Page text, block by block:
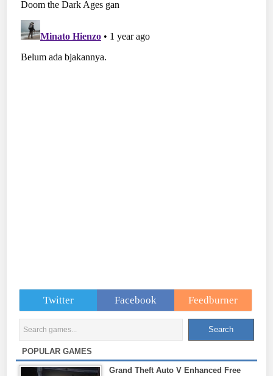
Twitter Facebook Feedburner
POPULAR GAMES
Grand Theft Auto V Enhanced Free